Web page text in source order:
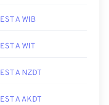
EST A WIB
EST A WIT
EST A NZDT
EST A AKDT